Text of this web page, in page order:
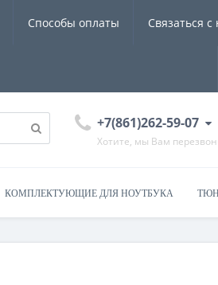
Способы оплаты Связаться с
+7(861)262-59-07
Хотите, мы Вам
КОМПЛЕКТУЮЩИЕ ДЛЯ НОУТБУКА